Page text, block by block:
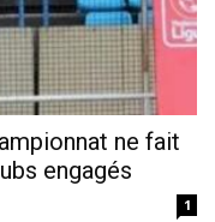
ne fait
engagés
1